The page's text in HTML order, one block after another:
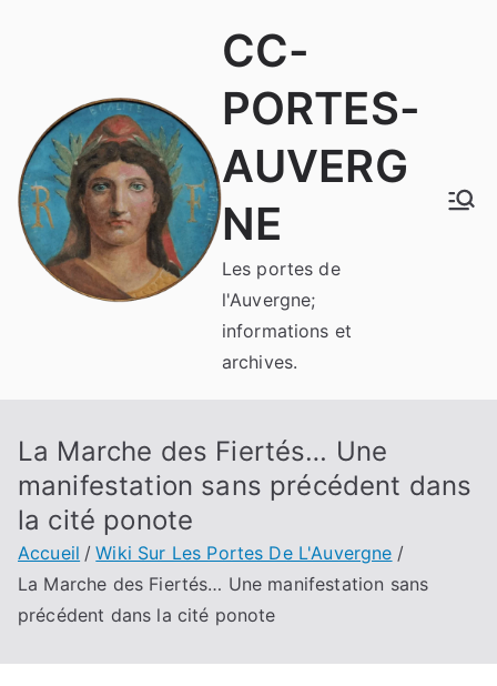
CC-
PORTES-
AUVERG
NE
Les portes de
l'Auvergne;
informations et
archives.
La Marche des Fiertés… Une
manifestation sans précédent dans
la cité ponote
Accueil
Wiki Sur Les Portes De L'Auvergne
La Marche des Fiertés… Une manifestation sans
précédent dans la cité ponote